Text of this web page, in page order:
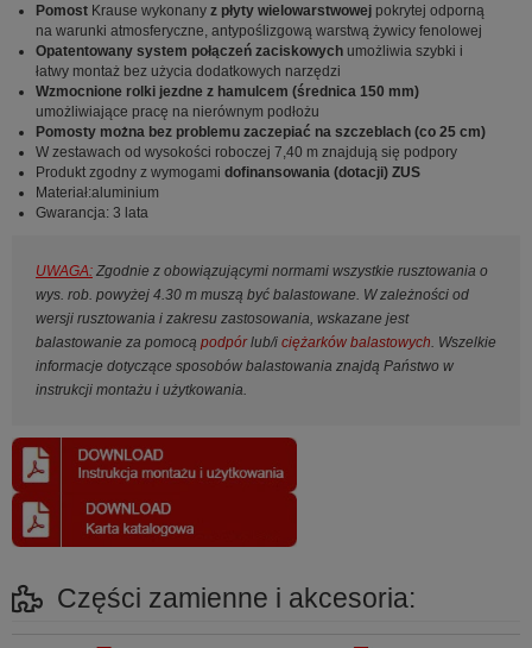
Pomost Krause wykonany z płyty wielowarstwowej pokrytej odporną
na warunki atmosferyczne, antypoślizgową warstwą żywicy fenolowej
Opatentowany system połączeń zaciskowych umożliwia szybki i
łatwy montaż bez użycia dodatkowych narzędzi
Wzmocnione rolki jezdne z hamulcem (średnica 150 mm)
umożliwiające pracę na nierównym podłożu
Pomosty można bez problemu zaczepiać na szczeblach (co 25 cm)
W zestawach od wysokości roboczej 7,40 m znajdują się podpory
Produkt zgodny z wymogami dofinansowania (dotacji) ZUS
Materiał:aluminium
Gwarancja: 3 lata
UWAGA: Zgodnie z obowiązującymi normami wszystkie rusztowania o
wys. rob. powyżej 4.30 m muszą być balastowane. W zależności od
wersji rusztowania i zakresu zastosowania, wskazane jest
balastowanie za pomocą podpórlub/i ciężarków balastowych . Wszelkie
informacje dotyczące sposobów balastowania znajdą Państwo w
instrukcji montażu i użytkowania.
Części zamienne i akcesoria: